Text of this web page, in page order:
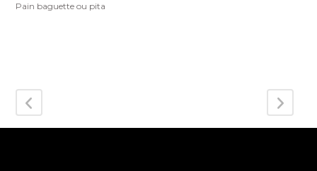
Pain baguette ou pita